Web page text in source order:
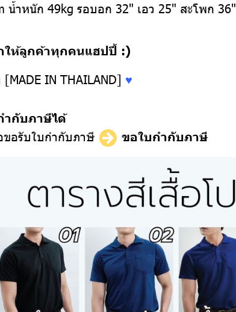
น้ำหนัก 49kg รอบอก 32" เอว 25" สะโพก 36"
กให้ลูกค้าทุกคนแฮปปี้ :)
IN THAILAND] ♥
ำกับภาษีได้
ขอรับใบกำกับภาษี
ขอใบกำกับภาษี